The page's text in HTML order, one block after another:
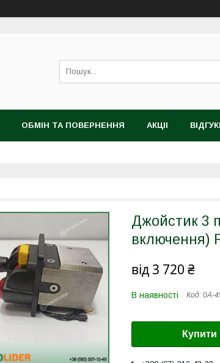
ОБМІН ТА ПОВЕРНЕННЯ АКЦІІ
Джойстик 3
включення)
від 3 720 ₴
В наявності Код: 0А-
Купити